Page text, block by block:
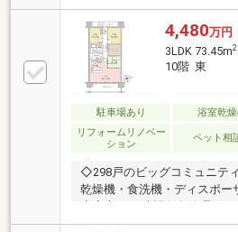
ティ○ ペット飼育可（細則有
制○ 専有面積７８.０９平米
約１５.7帖のＬＤＫ○ カウン
から出入可能で、家事動線が
時間を短縮！ビルトインの食
１８サイズの浴室には浴室乾
有○ 全居室収納有・ウォーク
富な収納スペース
4,480万円
3LDK 73.45m2
10階 東
駐車場あり 浴室乾
リフォームリノベー
ション
ペット相
◇298戸のビッグコミュニテ
乾燥機・食洗機・ディスポー
室内大変綺麗にお使いです！